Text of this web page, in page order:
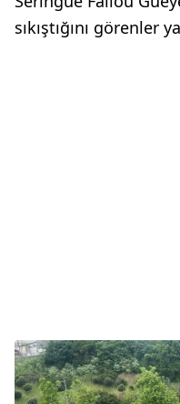
sıkıştığını görenler